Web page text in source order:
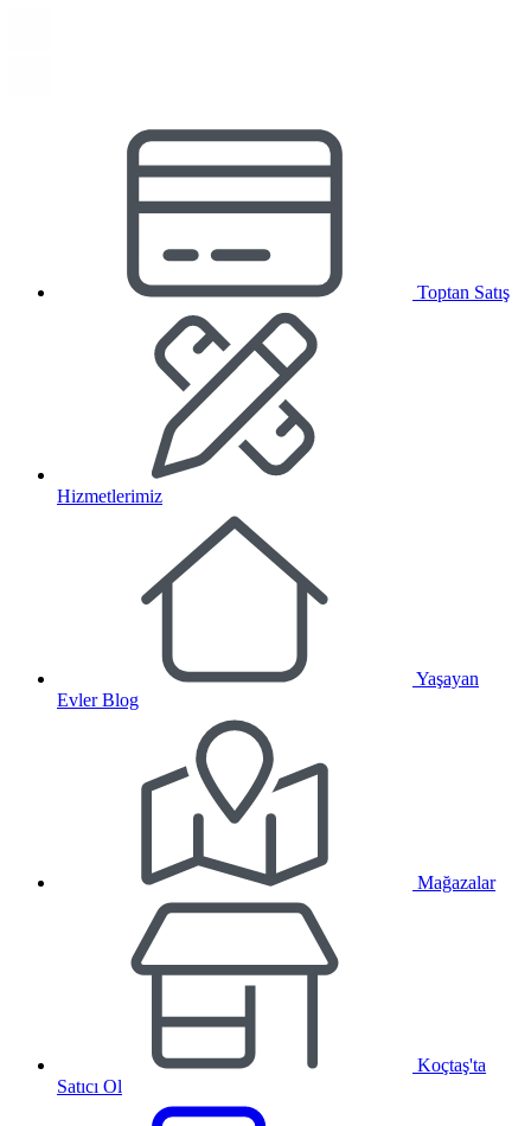
Toptan Satış
Hizmetlerimiz
Yaşayan
Evler Blog
Mağazalar
Koçtaş'ta
Satıcı Ol